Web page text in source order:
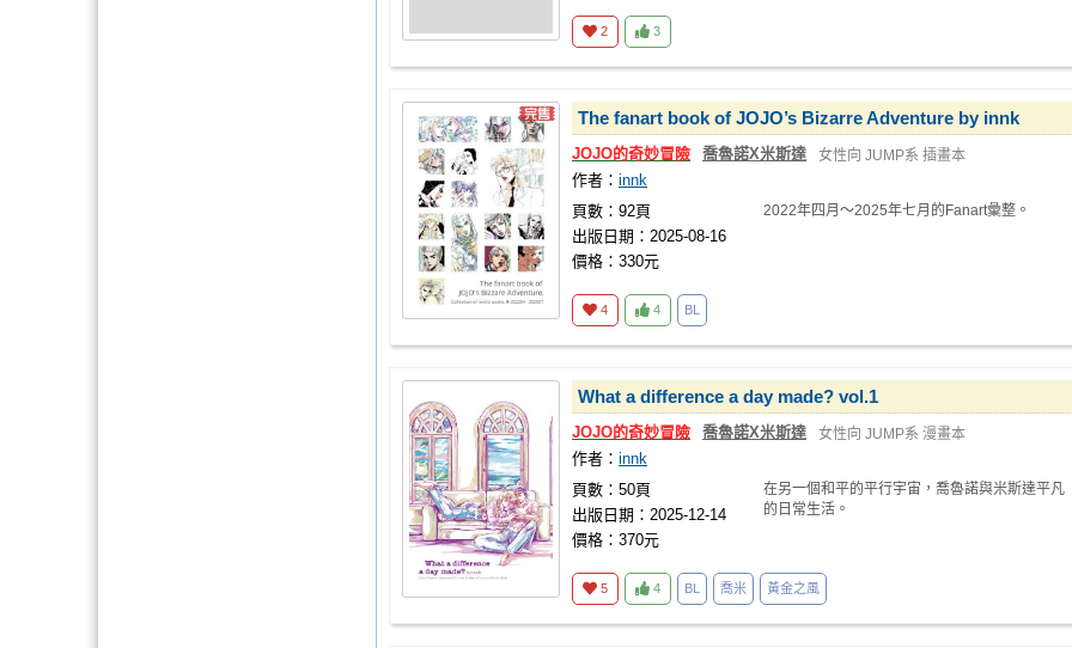
2 3
The fanart book of JOJO’s Bizarre Adventure by innk
JOJO的奇妙冒險 喬魯諾X米斯達 女性向 JUMP系 插畫本
作者： innk
頁數：92頁
出版日期：2025-08-16
價格：330元
2022年四月～2025年七月的Fanart彙整。
4 4 BL
What a difference a day made? vol.1
JOJO的奇妙冒險 喬魯諾X米斯達 女性向 JUMP系 漫畫本
作者： innk
頁數：50頁
出版日期：2025-12-14
價格：370元
在另一個和平的平行宇宙，喬魯諾與米斯達平凡
的日常生活。
5 4 BL 喬米 黃金之風